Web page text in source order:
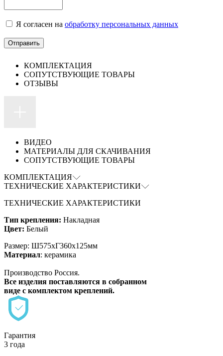
Я согласен на обработку персональных данных
КОМПЛЕКТАЦИЯ
СОПУТСТВУЮЩИЕ ТОВАРЫ
ОТЗЫВЫ
ВИДЕО
МАТЕРИАЛЫ ДЛЯ СКАЧИВАНИЯ
СОПУТСТВУЮЩИЕ ТОВАРЫ
КОМПЛЕКТАЦИЯ
ТЕХНИЧЕСКИЕ ХАРАКТЕРИСТИКИ
ТЕХНИЧЕСКИЕ ХАРАКТЕРИСТИКИ
Тип крепления: Накладная
Цвет: Белый
Размер: Ш575xГ360x125мм
Материал: керамика
Производство Россия.
Все изделия поставляются в собранном
виде с комплектом креплений.
Гарантия
3 года